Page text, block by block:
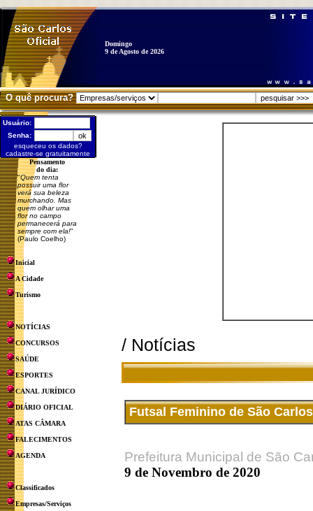
Domingo
9 de Agosto de 2026
O quê procura?
Usuário:
Senha:
esqueceu os dados?
cadastre-se gratuitamente
Pensamento
do dia:
"Quem tenta
possuir uma flor
verá sua beleza
murchando. Mas
quem olhar uma
flor no campo
permanecerá para
sempre com ela!"
(Paulo Coelho)
Inicial
A Cidade
Turismo
NOTÍCIAS
CONCURSOS
SAÚDE
ESPORTES
CANAL JURÍDICO
DIÁRIO OFICIAL
ATAS CÂMARA
FALECIMENTOS
AGENDA
Classificados
Empresas/Serviços
/ Notícias
Futsal Feminino de São
Prefeitura Municipal de São
9 de Novembro de 2020